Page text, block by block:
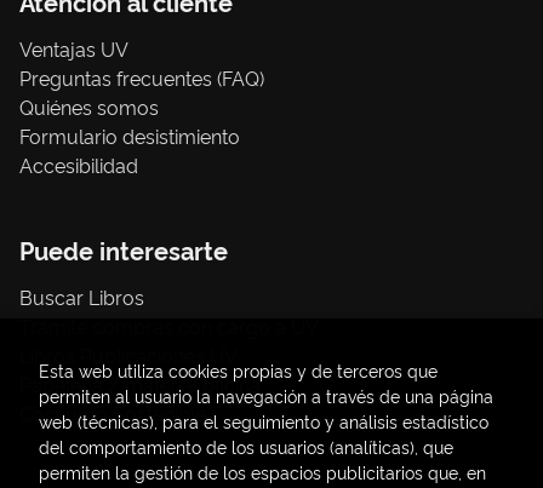
Ventajas UV
Preguntas frecuentes (FAQ)
Quiénes somos
Formulario desistimiento
Accesibilidad
Puede interesarte
Buscar Libros
Papelería / material oficina
Consumo Sostenible
Esta web utiliza cookies propias y de terceros que
permiten al usuario la navegación a través de una página
web (técnicas), para el seguimiento y análisis estadístico
del comportamiento de los usuarios (analíticas), que
permiten la gestión de los espacios publicitarios que, en